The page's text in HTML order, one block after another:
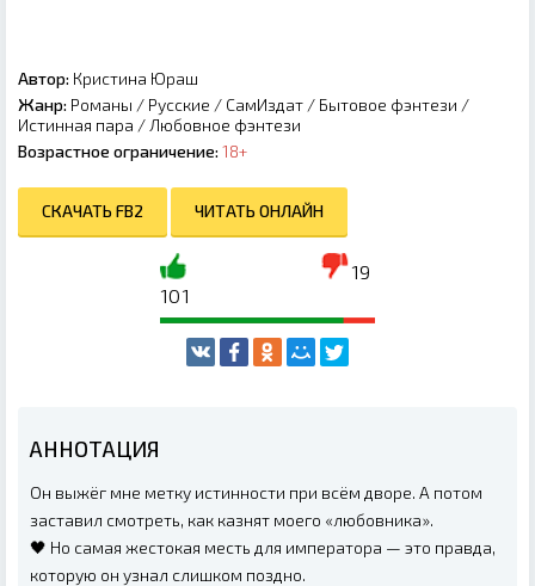
Автор: Кристина Юраш
Жанр: Романы / Русские / СамИздат / Бытовое фэнтези /
Истинная пара / Любовное фэнтези
Возрастное ограничение: 18+
СКАЧАТЬ FB2 ЧИТАТЬ ОНЛАЙН
101
19
АННОТАЦИЯ
Он выжёг мне метку истинности при всём дворе. А потом
заставил смотреть, как казнят моего «любовника».
🖤 Но самая жестокая месть для императора — это правда,
которую он узнал слишком поздно.